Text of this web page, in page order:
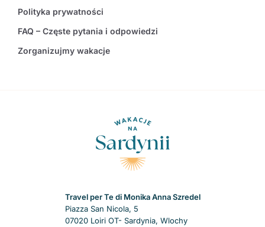
Polityka prywatności
FAQ – Częste pytania i odpowiedzi
Zorganizujmy wakacje
Travel per Te di Monika Anna Szredel
Piazza San Nicola, 5
07020 Loiri OT- Sardynia, Wlochy